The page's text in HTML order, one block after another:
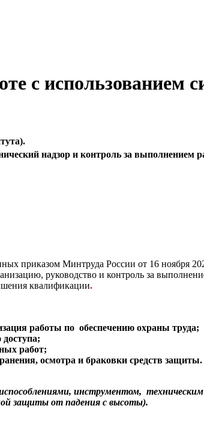
с использованием
надзор и контроль за
приказом Минтруда России от 16 ноября
руководство и контроль за
квалификации.
работы по обеспечению охраны труда;
доступа;
работ;
осмотра и браковки средств защиты.
инструментом,
защиты от падения с высоты).